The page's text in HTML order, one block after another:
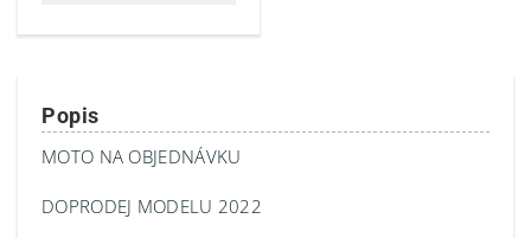
Popis
MOTO NA OBJEDNÁVKU
DOPRODEJ MODELU 2022